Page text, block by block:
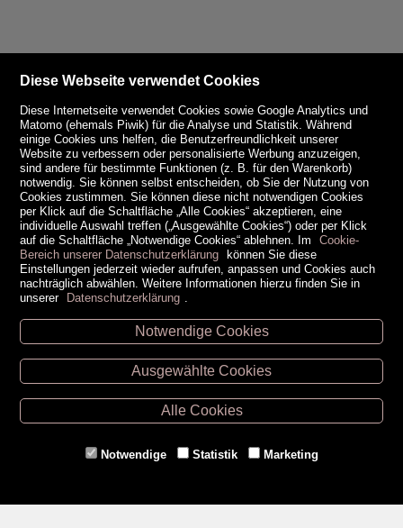
Unsere Öffnungszeiten
Retz -02942/20433
Hollabrunn -02952/30057
Eggenburg -02984/3836
Gmünd -
Diese Webseite verwendet Cookies
Diese Internetseite verwendet Cookies sowie Google Analytics und
Matomo (ehemals Piwik) für die Analyse und Statistik. Während
einige Cookies uns helfen, die Benutzerfreundlichkeit unserer
Website zu verbessern oder personalisierte Werbung anzuzeigen,
sind andere für bestimmte Funktionen (z. B. für den Warenkorb)
notwendig. Sie können selbst entscheiden, ob Sie der Nutzung von
Cookies zustimmen. Sie können diese nicht notwendigen Cookies
per Klick auf die Schaltfläche „Alle Cookies“ akzeptieren, eine
individuelle Auswahl treffen („Ausgewählte Cookies“) oder per Klick
auf die Schaltfläche „Notwendige Cookies“ ablehnen. Im
Cookie-
Bereich unserer Datenschutzerklärung können Sie diese
Einstellungen jederzeit wieder aufrufen, anpassen und Cookies auch
nachträglich abwählen. Weitere Informationen hierzu finden Sie in
unserer Datenschutzerklärung
Notwendige Cookies
Ausgewählte Cookies
Alle Cookies
Notwendige Statistik Marketing